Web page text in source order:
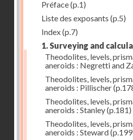
Préface(p.1)
Liste des exposants (p.5)
Index(p.7)
1. Surveying and
Theodolites, levels,
aneroids : Negretti and
Theodolites, levels,
aneroids : Pillischer
Theodolites, levels,
aneroids : Stanley(p.181)
Theodolites, levels,
aneroids : Steward